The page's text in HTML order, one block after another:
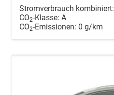
Stromverbrauch kombiniert:
CO2-Klasse: A
CO2-Emissionen: 0 g/km